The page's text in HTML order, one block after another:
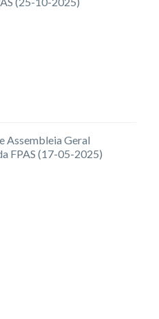
Assembleia Geral
FPAS (17-05-2025)